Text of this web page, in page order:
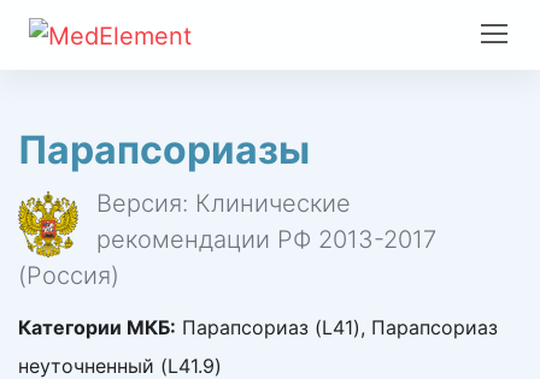
Парапсориазы
Версия: Клинические
рекомендации РФ 2013-2017
(Россия)
Категории МКБ: Парапсориаз (L41), Парапсориаз
неуточненный (L41.9)